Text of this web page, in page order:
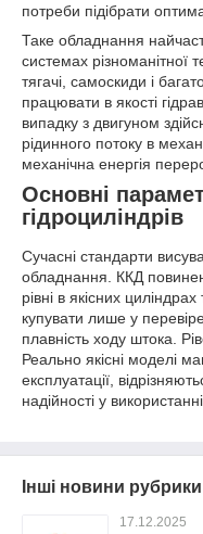
потреби підібрати
Таке обладнання
системах різноманітної
тягачі, самоскиди і
працювати в якості
випадку з двигуном
рідинного потоку в
механічна енергія
Основні
гідроциліндрів
Сучасні стандарти
обладнання. ККД
рівні в якісних
купувати лише у
плавність ходу штока.
Реально якісні моделі
експлуатації,
надійності у використанні.
Інші новини рубрики
17.12.2025